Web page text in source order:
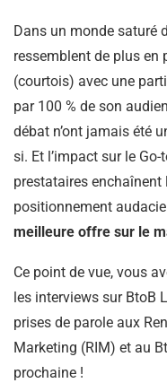
Dans un monde saturé
ressemblent de plus en
(courtois) avec une
par 100 % de son
débat n’ont jamais été
si. Et l’impact sur le
prestataires
positionnement
meilleure offre sur le
Ce point de vue, vous
les interviews sur BtoB
prises de parole aux
Marketing (RIM) et au
prochaine !